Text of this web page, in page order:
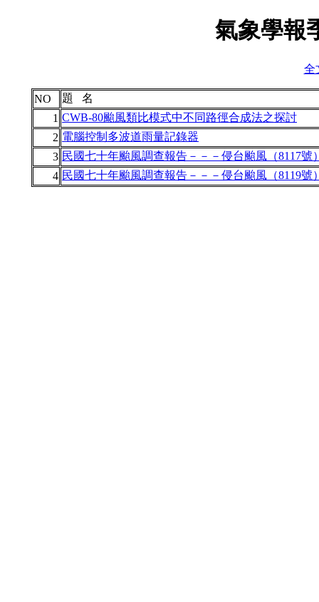
氣象學報
全
NO
題 名
1 CWB-80颱風類比模式中不同路徑合成法之探討
2 電腦控制多波道雨量記錄器
3 民國七十年颱風調查報告－－－侵台颱風（8117號
4 民國七十年颱風調查報告－－－侵台颱風（8119號